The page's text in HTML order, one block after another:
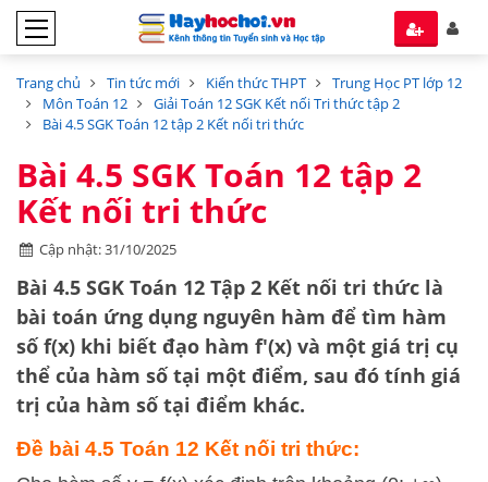
Trang chủ Tin tức mới Kiến thức THPT
Trung Học PT lớp 12
Môn Toán 12
Giải Toán 12 SGK Kết nối Tri thức tập 2
Bài 4.5 SGK Toán 12 tập 2 Kết nối tri thức
Bài 4.5 SGK Toán 12 tập 2
Kết nối tri thức
Cập nhật: 31/10/2025
Bài 4.5 SGK Toán 12 Tập 2 Kết nối tri thức là
bài toán ứng dụng nguyên hàm để tìm hàm
số f(x) khi biết đạo hàm f'(x) và một giá trị cụ
thể của hàm số tại một điểm, sau đó tính giá
trị của hàm số tại điểm khác.
Đề bài 4.5 Toán 12 Kết nối tri thức: